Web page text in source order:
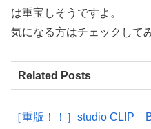
は重宝しそうですよ。
気になる方はチェックして
Related Posts
［重版！！］studio CLIP